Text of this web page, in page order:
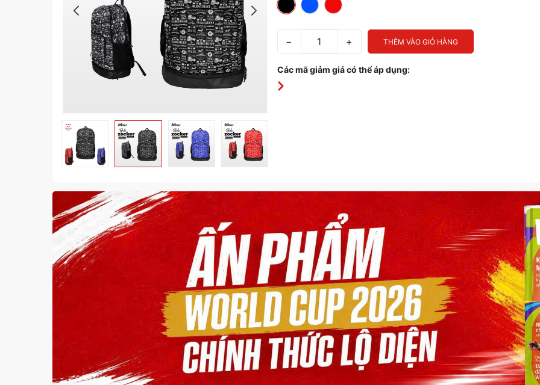
− + THÊM VÀO GIỎ HÀNG
Các mã giảm giá có thể áp dụng: